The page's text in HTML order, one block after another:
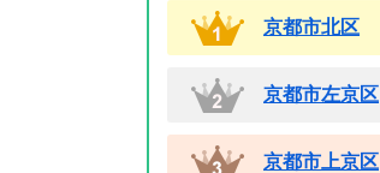
京都市北区
京都市左京区
京都市上京区